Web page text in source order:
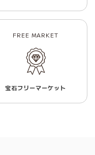
FREE MARKET
宝石フリーマーケット